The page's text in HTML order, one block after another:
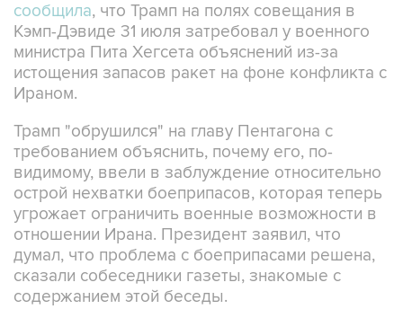
сообщила, что Трамп на полях совещания в
Кэмп-Дэвиде 31 июля затребовал у военного
министра Пита Хегсета объяснений из-за
истощения запасов ракет на фоне конфликта с
Ираном.
Трамп "обрушился" на главу Пентагона с
требованием объяснить, почему его, по-
видимому, ввели в заблуждение относительно
острой нехватки боеприпасов, которая теперь
угрожает ограничить военные возможности в
отношении Ирана. Президент заявил, что
думал, что проблема с боеприпасами решена,
сказали собеседники газеты, знакомые с
содержанием этой беседы.